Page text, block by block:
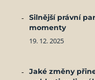
Silnější právní
momenty
19. 12. 2025
Jaké změny